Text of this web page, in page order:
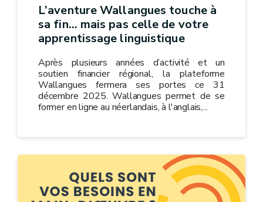
L’aventure Wallangues touche à
sa fin… mais pas celle de votre
apprentissage linguistique
Après plusieurs années d’activité et un
soutien financier régional, la plateforme
Wallangues fermera ses portes ce 31
décembre 2025. Wallangues permet de se
former en ligne au néerlandais, à l'anglais,...